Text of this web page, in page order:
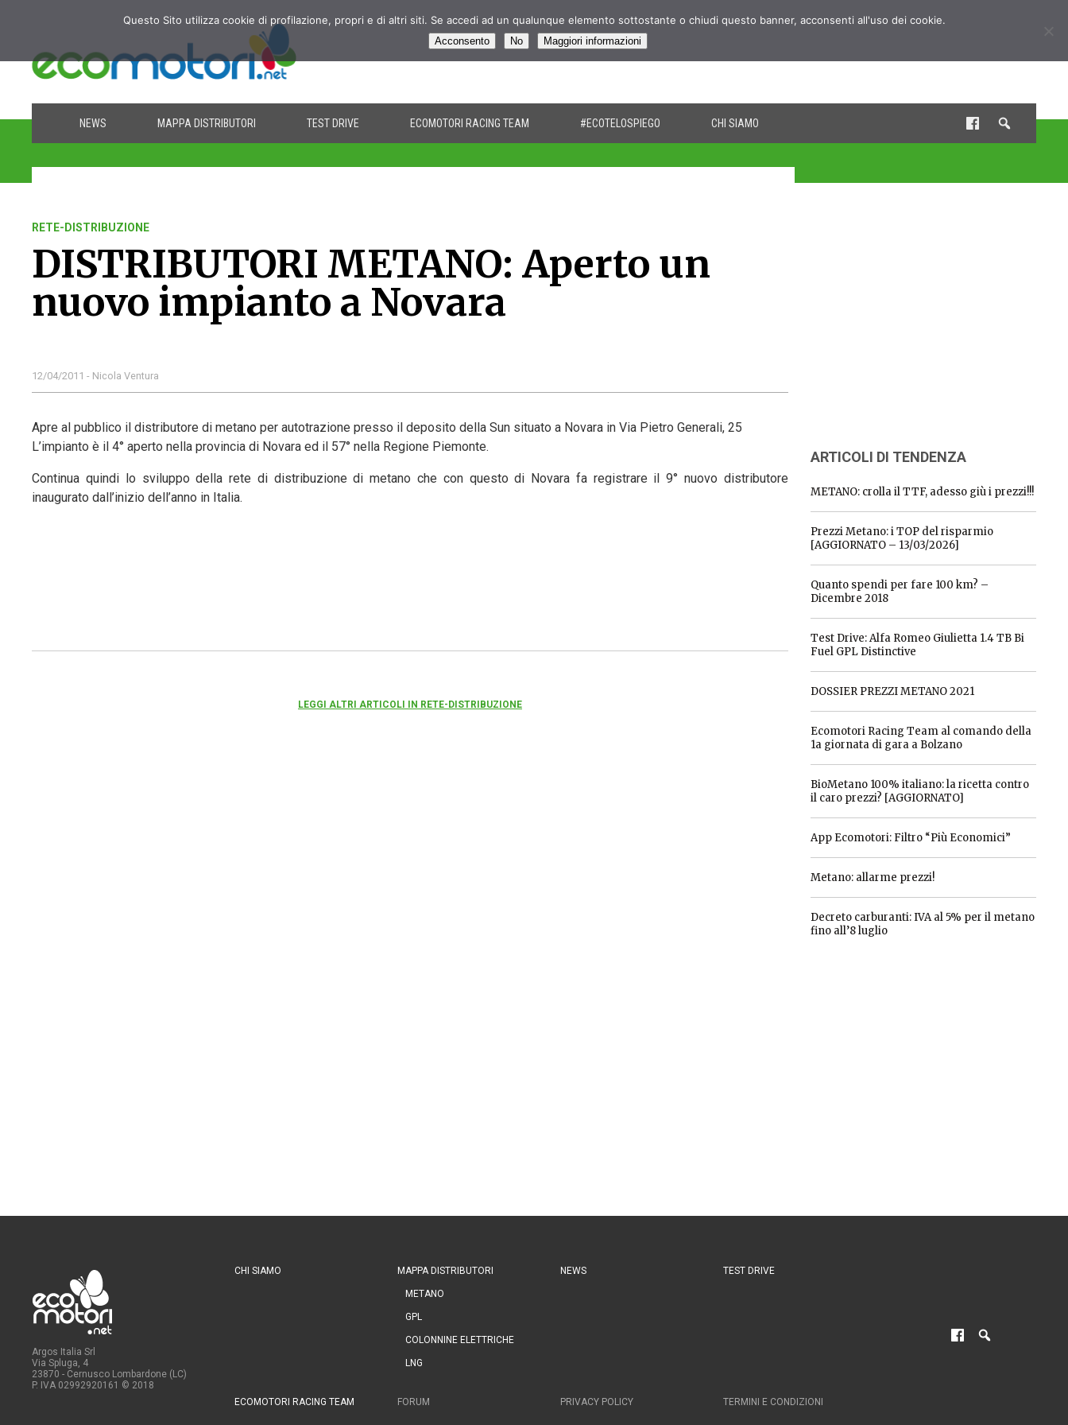
NEWS MAPPA DISTRIBUTORI TEST DRIVE ECOMOTORI RACING TEAM #ECOTELOSPIEGO CHI SIAMO
RETE-DISTRIBUZIONE
DISTRIBUTORI METANO: Aperto un
nuovo impianto a Novara
12/04/2011 - Nicola Ventura
Apre al pubblico il distributore di metano per autotrazione presso il deposito della Sun situato a Novara in Via Pietro Generali, 25
L’impianto è il 4° aperto nella provincia di Novara ed il 57° nella Regione Piemonte.
Continua quindi lo sviluppo della rete di distribuzione di metano che con questo di Novara fa registrare il 9° nuovo distributore
inaugurato dall’inizio dell’anno in Italia.
LEGGI ALTRI ARTICOLI IN RETE-DISTRIBUZIONE
ARTICOLI DI TENDENZA
METANO: crolla il TTF, adesso giù i prezzi!!!
Prezzi Metano: i TOP del risparmio
[AGGIORNATO – 13/03/2026]
Quanto spendi per fare 100 km? –
Dicembre 2018
Test Drive: Alfa Romeo Giulietta 1.4 TB Bi
Fuel GPL Distinctive
DOSSIER PREZZI METANO 2021
Ecomotori Racing Team al comando della
1a giornata di gara a Bolzano
BioMetano 100% italiano: la ricetta contro
il caro prezzi? [AGGIORNATO]
App Ecomotori: Filtro “Più Economici”
Metano: allarme prezzi!
Decreto carburanti: IVA al 5% per il metano
fino all’8 luglio
Argos Italia Srl
Via Spluga, 4
23870 - Cernusco Lombardone (LC)
P. IVA 02992920161 © 2018
CHI SIAMO MAPPA DISTRIBUTORI
METANO
GPL
COLONNINE ELETTRICHE
LNG
NEWS TEST DRIVE
ECOMOTORI RACING TEAM FORUM PRIVACY POLICY TERMINI E CONDIZIONI
Questo Sito utilizza cookie di profilazione, propri e di altri siti. Se accedi ad un qualunque elemento sottostante o chiudi questo banner, acconsenti all'uso dei cookie.
Acconsento No Maggiori informazioni